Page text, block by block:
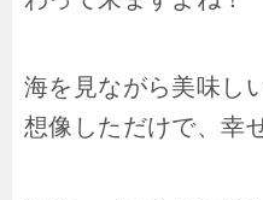
海を見ながら美味し
想像しただけで、幸